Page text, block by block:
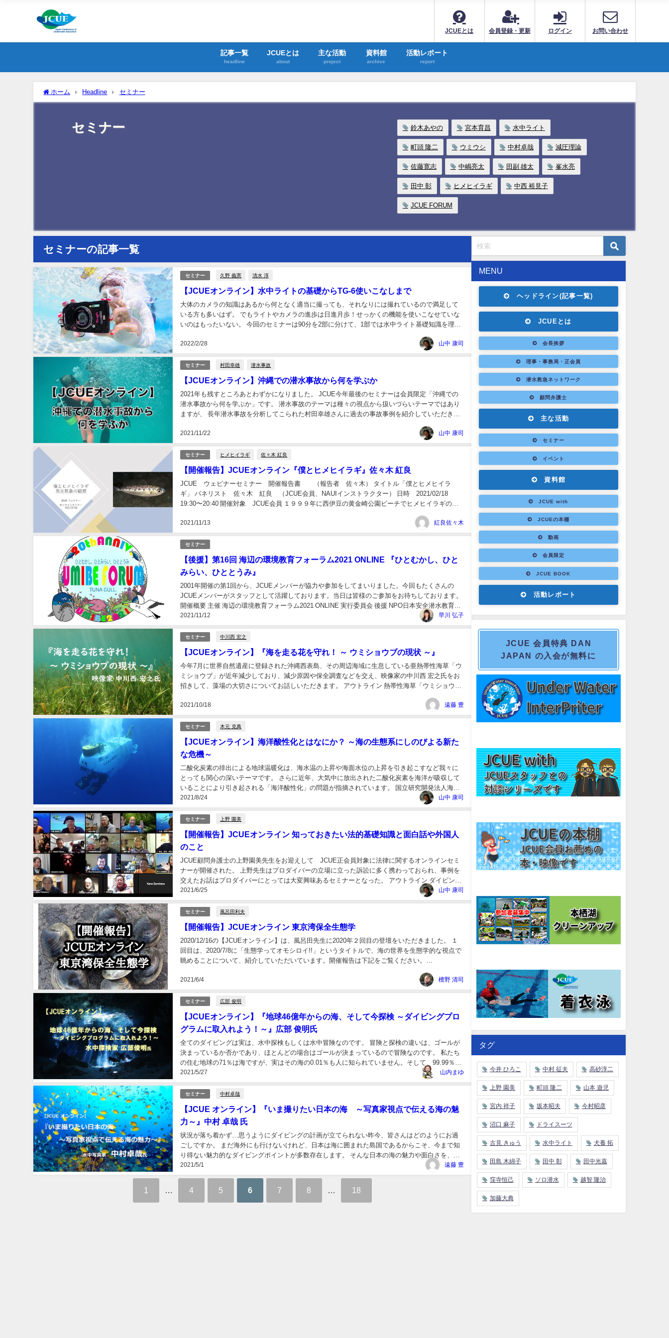
JCUEとは 会員登録・更新 ログイン お問い合わせ
記事一覧
headline
JCUEとは
about
主な活動
project
資料館
archive
活動レポート
report
ホーム Headline セミナー
セミナー 鈴木あやの 宮本育昌 水中ライト
町頭 隆二 ウミウシ 中村卓哉 減圧理論
佐藤寛志 中嶋亮太 田副 雄太 峯水亮
田中 彰 ヒメヒイラギ 中西 裕見子
JCUE FORUM
セミナーの記事一覧
セミナー 久野 義憲 清水 淳
【JCUEオンライン】水中ライトの基礎からTG-6使いこなしまで
2022/2/28
大体のカメラの知識はあるから何となく適当に撮っても、それなりには撮れているので満足して
いる方も多いはず。 でもライトやカメラの進歩は日進月歩！せっかくの機能を使いこなせていな
いのはもったいない。 今回のセミナーは90分を2部に分けて、1部では水中ライト基礎知識を理解
山中 康司
セミナー 村田幸雄 潜水事故
【JCUEオンライン】沖縄での潜水事故から何を学ぶか
2021/11/22
2021年も残すところあとわずかになりました。 JCUE今年最後のセミナーは会員限定「沖縄での
潜水事故から何を学ぶか」です。 潜水事故のテーマは種々の視点から扱いづらいテーマではあり
ますが、 長年潜水事故を分析してこられた村田幸雄さんに過去の事故事例を紹介していただきま
山中 康司
セミナー ヒメヒイラギ 佐々木 紅良
【開催報告】JCUEオンライン『僕とヒメヒイラギ』佐々木 紅良
2021/11/13
JCUE ウェビナーセミナー 開催報告書 （報告者 佐々木） タイトル「僕とヒメヒイラ
ギ」 パネリスト 佐々木 紅良 （JCUE会員、NAUIインストラクター） 日時 2021/02/18
19:30〜20:40 開催対象 JCUE会員 １９９９年に西伊豆の黄金崎公園ビーチでヒメヒイラギの発
紅良佐々木
セミナー
【後援】第16回 海辺の環境教育フォーラム2021 ONLINE 『ひとむかし、ひと
みらい、ひととうみ』
2021/11/12
2001年開催の第1回から、JCUEメンバーが協力や参加をしてまいりました。今回もたくさんの
JCUEメンバーがスタッフとして活躍しております。当日は皆様のご参加をお待ちしております。
開催概要 主催 海辺の環境教育フォーラム2021 ONLINE 実行委員会 後援 NPO日本安全潜水教育教
会 公社 日本環境教育フォーラ...
早川 弘子
セミナー 中川西 宏之
【JCUEオンライン】『海を走る花を守れ！ ～ ウミショウブの現状 ～』
2021/10/18
今年7月に世界自然遺産に登録された沖縄西表島、その周辺海域に生息している亜熱帯性海草「ウ
ミショウブ」が近年減少しており、減少原因や保全調査などを交え、映像家の中川西 宏之氏をお
招きして、藻場の大切さについてお話しいただきます。 アウトライン 熱帯性海草「ウミショウ
遠藤 豊
セミナー 木元 克典
【JCUEオンライン】海洋酸性化とはなにか？ ～海の生態系にしのびよる新た
な危機～
2021/8/24
二酸化炭素の排出による地球温暖化は、海水温の上昇や海面水位の上昇を引き起こすなど我々に
とっても関心の深いテーマです。 さらに近年、大気中に放出された二酸化炭素を海洋が吸収して
いることにより引き起される「海洋酸性化」の問題が指摘されています。 国立研究開発法人海洋
研究開発機構（JAMSTEC ジャムステック） 地球環境部...
山中 康司
セミナー 上野 園美
【開催報告】JCUEオンライン 知っておきたい法的基礎知識と面白話や外国人
のこと
2021/6/25
JCUE顧問弁護士の上野園美先生をお迎えして JCUE正会員対象に法律に関するオンラインセミ
ナーが開催された。 上野先生はプロダイバーの立場に立った訴訟に多く携わっておられ、事例を
交えたお話はプロダイバーにとっては大変興味あるセミナーとなった。 アウトライン ダイビング
事故の現況と私自身が抱えている紛争の内容 法的基礎...
山中 康司
セミナー 風呂田利夫
【開催報告】JCUEオンライン 東京湾保全生態学
2021/6/4
2020/12/16の【JCUEオンライン】は、風呂田先生に2020年２回目の登壇をいただきました。 １
回目は、2020/7/8に「生態学ってオモシロイ!!」というタイトルで、海の世界を生態学的な視点で
眺めることについて、紹介していただいています。開催報告は下記をご覧ください。
檀野 清司
セミナー 広部 俊明
【JCUEオンライン】『地球46億年からの海、そして今探検 ～ダイビングプロ
グラムに取入れよう！～』広部 俊明氏
2021/5/27
全てのダイビングは実は、水中探検もしくは水中冒険なのです。 冒険と探検の違いは、ゴールが
決まっているか否かであり、ほとんどの場合はゴールが決まっているので冒険なのです。 私たち
の住む地球の71％は海ですが、実はその海の0.01％も人に知られていません。そして、99.99％以
上が世界初めての光景なのです。 今回は、地球誕...
山内まゆ
セミナー 中村卓哉
【JCUE オンライン】『いま撮りたい日本の海 ～写真家視点で伝える海の魅
力～』中村 卓哉 氏
2021/5/1
状況が落ち着かず…思うようにダイビングの計画が立てられない昨今、皆さんはどのようにお過
ごしですか。 まだ海外にも行けないけれど、日本は海に囲まれた島国であるからこそ、今まで知
り得ない魅力的なダイビングポイントが多数存在します。 そんな日本の海の魅力や面白さを、写
真家の中村卓哉さんに心が高鳴る写真と共に語って頂きます。海...
遠藤 豊
1 4 5 6 7 8 18
MENU
ヘッドライン(記事一覧)
JCUEとは
会長挨拶
理事・事務局・正会員
潜水救急ネットワーク
顧問弁護士
主な活動
セミナー
イベント
資料館
JCUE with
JCUEの本棚
動画
会員限定
JCUE BOOK
活動レポート
JCUE 会員特典 DAN
JAPAN の入会が無料に
タグ
今井 ひろこ 中村 征夫 高砂淳二
上野 園美 町頭 隆二 山本 遊児
宮内 祥子 坂本昭夫 今村昭彦
沼口 麻子 ドライスーツ
古見 きゅう 水中ライト 犬養 拓
田島 木綿子 田中 彰 田中光嘉
窪寺恒己 ソロ潜水 越智 隆治
加藤大典